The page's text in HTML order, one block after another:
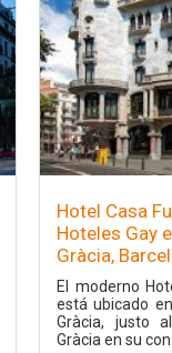
Hotel Casa
Hoteles Gay
Gràcia,
El moderno
está ubicado
Gràcia, justo
Gràcia en su con...